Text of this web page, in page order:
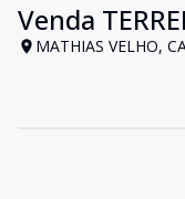
Venda
MATHIAS VELHO,